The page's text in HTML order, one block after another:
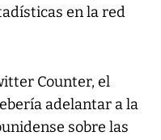
en la red
Counter, el
adelantar a la
sobre las